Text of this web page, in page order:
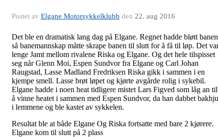
Postet av Elgane Motorsykkelklubb den 22. aug 2016
Det ble en dramatisk lang dag på Elgane. Regnet hadde bløtt banen
så banemannskap måtte skrape banen til slutt for å få til løp. Det
lenge Jamt mellom rivalene Riska og Elgane. Og det hele tilspisset
seg når Glenn Moi, Espen Sundvor fra Elgane og Carl Johan
Raugstad, Lasse Madland Fredriksen Riska gikk i sammen i en
kjempe smell. Lasse brøt løpet og kjørte avgårde rolig i sykebil.
Elgane hadde i noen heat tidligere mistet Lars Figved som låg an til
å vinne heatet i sammen med Espen Sundvor, da han dabbet
i lemmene og ble kastet av sykkelen.
Resultat ble at både Elgane Og Riska fortsatte med bare 2 kjørere.
Elgane kom til slutt på 2 plass